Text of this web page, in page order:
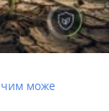
чим може